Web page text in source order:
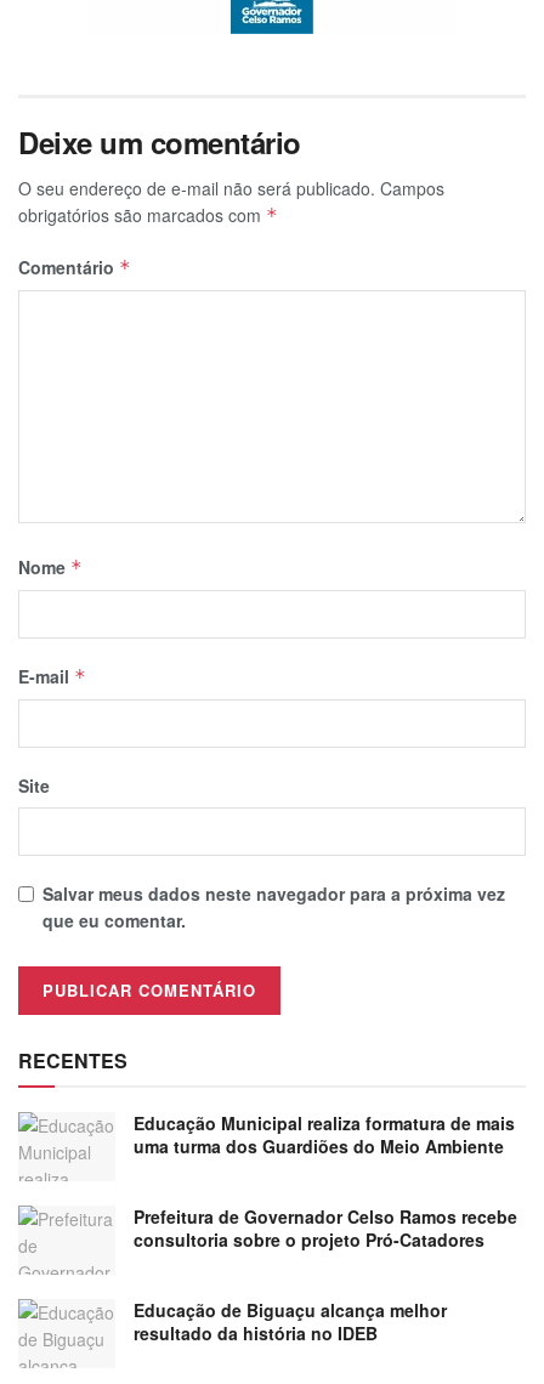
Deixe um comentário
O seu endereço de e-mail não será publicado. Campos
obrigatórios são marcados com *
Comentário *
Nome *
E-mail *
Site
Salvar meus dados neste navegador para a próxima vez
que eu comentar.
RECENTES
Educação Municipal realiza formatura de mais
uma turma dos Guardiões do Meio Ambiente
Prefeitura de Governador Celso Ramos recebe
consultoria sobre o projeto Pró-Catadores
Educação de Biguaçu alcança melhor
resultado da história no IDEB